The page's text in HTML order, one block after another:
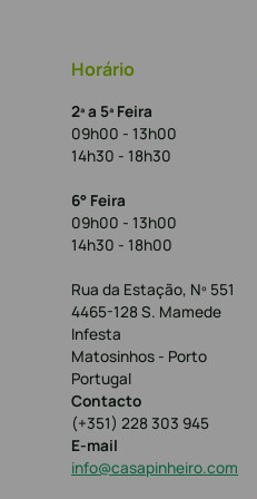
Horário
2ª a 5ª Feira
09h00 - 13h00
14h30 - 18h30
6° Feira
09h00 - 13h00
14h30 - 18h00
Rua da Estação, Nº 551
4465-128 S. Mamede
Infesta
Matosinhos - Porto
Portugal
Contacto
(+351) 228 303 945
E-mail
info@casapinheiro.com